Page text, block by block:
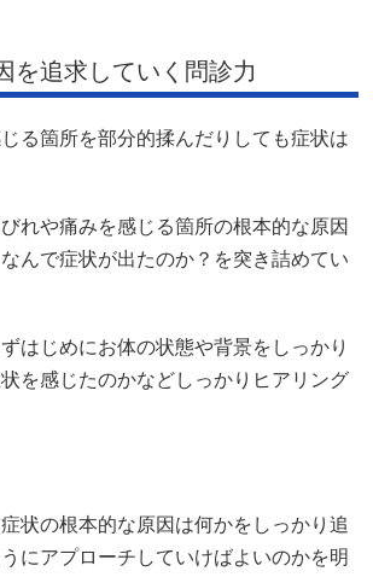
を追求していく問診力
る箇所を部分的揉んだりしても症状は
れや痛みを感じる箇所の根本的な原因
んで症状が出たのか？を突き詰めてい
はじめにお体の状態や背景をしっかり
を感じたのかなどしっかりヒアリング
状の根本的な原因は何かをしっかり追
にアプローチしていけばよいのかを明